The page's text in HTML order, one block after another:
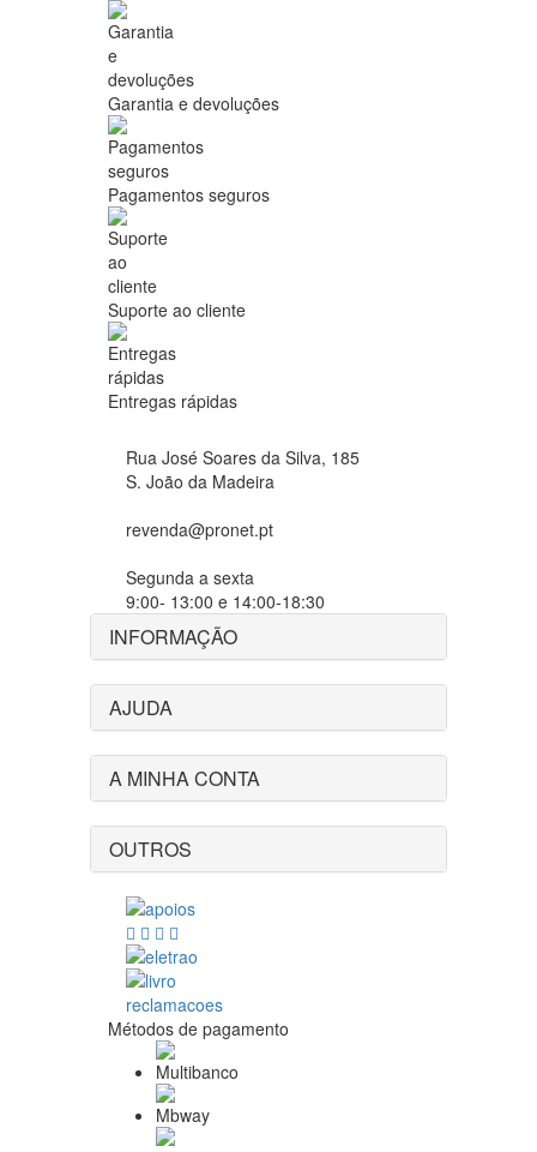
Garantia e devoluções
Pagamentos seguros
Suporte ao cliente
Entregas rápidas
Rua José Soares da Silva, 185
S. João da Madeira
revenda@pronet.pt
Segunda a sexta
9:00- 13:00 e 14:00-18:30
INFORMAÇÃO
AJUDA
A MINHA CONTA
OUTROS
Métodos de pagamento